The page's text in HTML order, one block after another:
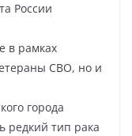
России
в рамках
СВО, но и
города
редкий тип рака